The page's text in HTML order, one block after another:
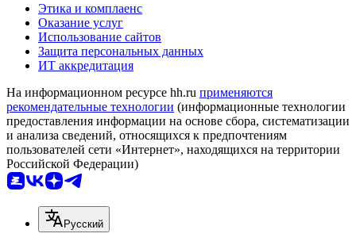
Этика и комплаенс
Оказание услуг
Использование сайтов
Защита персональных данных
ИТ аккредитация
На информационном ресурсе hh.ru применяются
рекомендательные технологии (информационные технологии
предоставления информации на основе сбора, систематизации
и анализа сведений, относящихся к предпочтениям
пользователей сети «Интернет», находящихся на территории
Российской Федерации)
Русский